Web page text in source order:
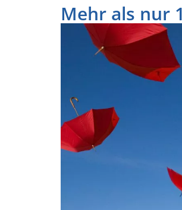
Mehr als nur